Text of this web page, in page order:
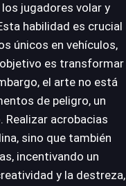
jugadores volar y
habilidad es crucial
únicos en vehículos,
es transformar
el arte no está
de peligro, un
Realizar acrobacias
sino que también
incentivando un
y la destreza,